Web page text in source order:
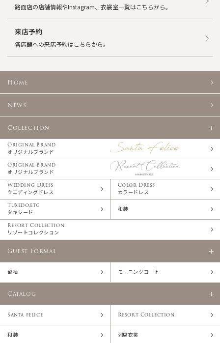
路面店の店舗情報やInstagram、衣裳室一覧はこちらから。
来店予約
各店舗への来店予約はこちらから。
Home
News
Collection
Original Brand
オリジナルブランド
Original Brand
オリジナルブランド
Wedding Dress
ウエディングドレス
Color Dress
カラードレス
Tuxedo,etc
タキシード
和装
Resort Collection
リゾートコレクション
Guest Formal
留袖 モーニングコート
Catalog
Santa felice Resort Collection
和装 列席衣裳